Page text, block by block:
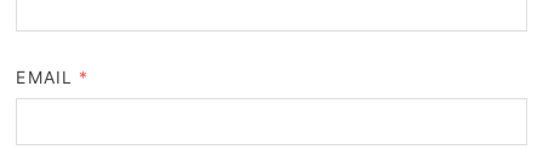
EMAIL *